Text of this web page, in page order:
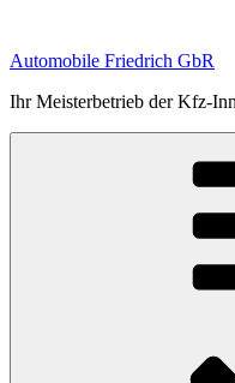
springen
Automobile Friedrich GbR
Ihr Meisterbetrieb der Kfz-